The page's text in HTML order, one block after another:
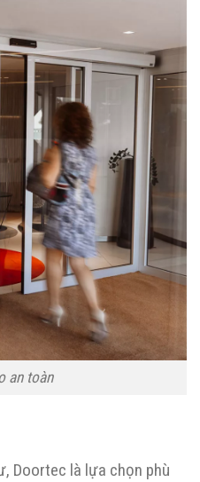
an toàn
Doortec là lựa chọn phù